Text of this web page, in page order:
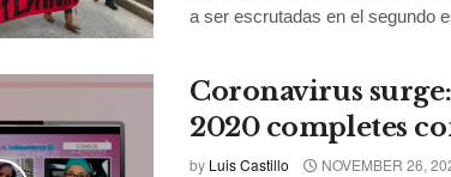
a ser escrutadas en el segundo
Coronavirus
2020 completes
by Luis Castillo NOVEMBER 26,